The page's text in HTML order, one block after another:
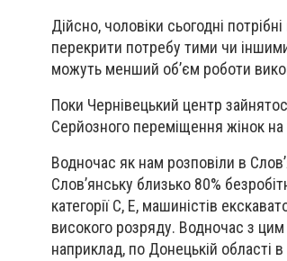
Дійсно, чоловіки сьогодні
перекрити потребу тими чи
можуть менший обʼєм роботи
Поки Чернівецький центр
Серйозного переміщення жінок
Водночас як нам розповіли в
Слов’янську близько 80%
категорії С, Е, машиністів
високого розряду. Водночас з
наприклад, по Донецькій області